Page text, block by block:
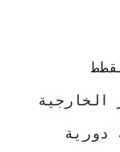
الخارجية
دورية